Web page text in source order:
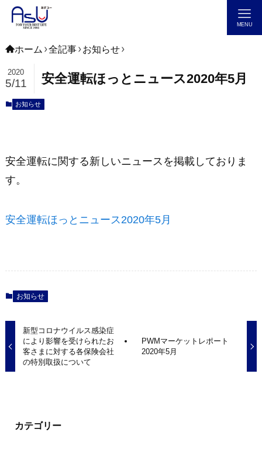
MENU
ホーム 全記事 お知らせ
安全運転ほっとニュース2020年5月
2020
5/11
お知らせ
安全運転に関する新しいニュースを掲載しておりま
す。
安全運転ほっとニュース2020年5月
お知らせ
新型コロナウイルス感染症
により影響を受けられたお
客さまに対する各保険会社
の特別取扱について
PWMマーケットレポート
2020年5月
カテゴリー